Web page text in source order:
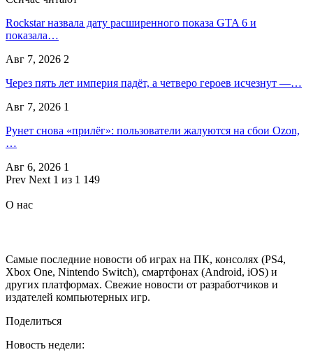
Rockstar назвала дату расширенного показа GTA 6 и
показала…
Авг 7, 2026 2
Через пять лет империя падёт, а четверо героев исчезнут —…
Авг 7, 2026 1
Рунет снова «прилёг»: пользователи жалуются на сбои Ozon,
…
Авг 6, 2026 1
Prev Next 1 из 1 149
О нас
Самые последние новости об играх на ПК, консолях (PS4,
Xbox One, Nintendo Switch), смартфонах (Android, iOS) и
других платформах. Свежие новости от разработчиков и
издателей компьютерных игр.
Поделиться
Новость недели: